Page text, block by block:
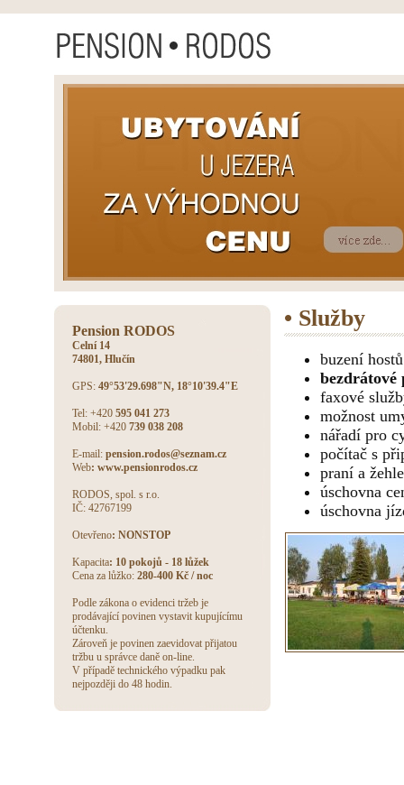
Pension RODOS
Celní 14
74801, Hlučín
GPS: 49°53'29.698"N, 18°10'39.4"E
Tel: +420 595 041 273
Mobil: +420 739 038 208
E-mail: pension.rodos@seznam.cz
Web: www.pensionrodos.cz
RODOS, spol. s r.o.
IČ: 42767199
Otevřeno: NONSTOP
Kapacita: 10 pokojů - 18 lůžek
Cena za lůžko: 280-400 Kč / noc
Podle zákona o evidenci tržeb je
prodávající povinen vystavit kupujícímu
účtenku.
Zároveň je povinen zaevidovat přijatou
tržbu u správce daně on-line.
V případě technického výpadku pak
nejpozději do 48 hodin.
• Služby
buzení hostů
faxové
možnost
nářadí pro
počítač s
praní a
úschovna
úschovna